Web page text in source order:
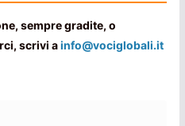
sempre gradite, o
scrivi ainfo@vociglobali.it